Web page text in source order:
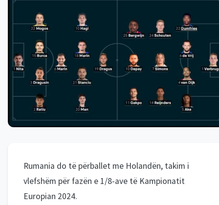
Rumania do të përballet me Holandën, takim i
vlefshëm për fazën e 1/8-ave të Kampionatit
Europian 2024.